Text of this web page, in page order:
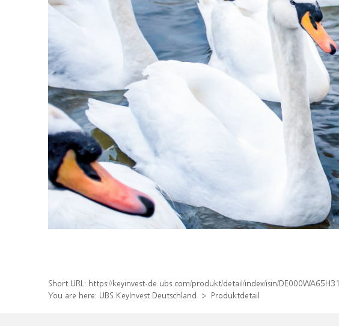
Short URL: https://keyinvest-de.ubs.com/produkt/detail/index/isin/DE000WA65H31
You are here: UBS KeyInvest Deutschland Produktdetail